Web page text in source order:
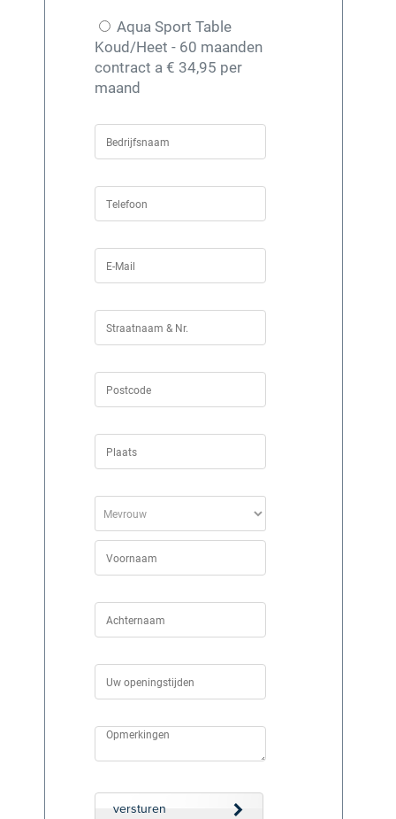
Aqua Sport Table
Koud/Heet - 60 maanden
contract a € 34,95 per
maand
versturen